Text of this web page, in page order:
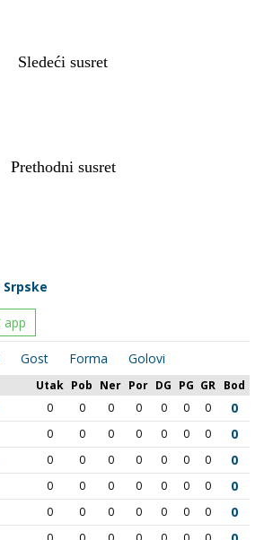
Sledeći susret
Prethodni susret